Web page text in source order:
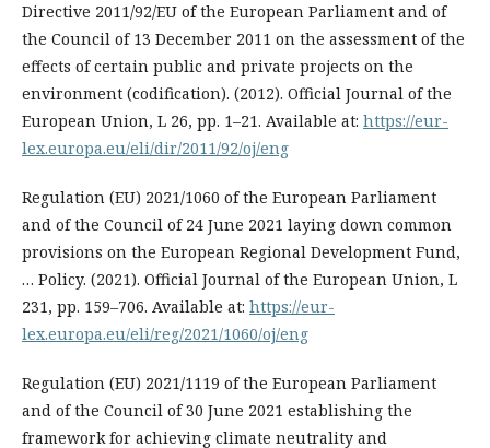
Directive 2011/92/EU of the European Parliament and of
the Council of 13 December 2011 on the assessment of the
effects of certain public and private projects on the
environment (codification). (2012). Official Journal of the
European Union, L 26, pp. 1–21. Available at: https://eur-
lex.europa.eu/eli/dir/2011/92/oj/eng
Regulation (EU) 2021/1060 of the European Parliament
and of the Council of 24 June 2021 laying down common
provisions on the European Regional Development Fund,
… Policy. (2021). Official Journal of the European Union, L
231, pp. 159–706. Available at: https://eur-
lex.europa.eu/eli/reg/2021/1060/oj/eng
Regulation (EU) 2021/1119 of the European Parliament
and of the Council of 30 June 2021 establishing the
framework for achieving climate neutrality and